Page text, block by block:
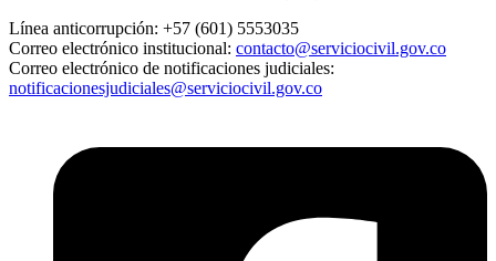
Línea anticorrupción: +57 (601) 5553035
Correo electrónico institucional: contacto@serviciocivil.gov.co
Correo electrónico de notificaciones judiciales:
notificacionesjudiciales@serviciocivil.gov.co